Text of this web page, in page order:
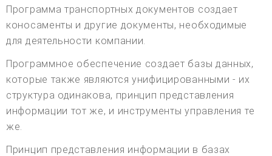
Программа транспортных документов создает
коносаменты и другие документы, необходимые
для деятельности компании.
Программное обеспечение создает базы данных,
которые также являются унифицированными - их
структура одинакова, принцип представления
информации тот же, и инструменты управления те
же.
Принцип представления информации в базах